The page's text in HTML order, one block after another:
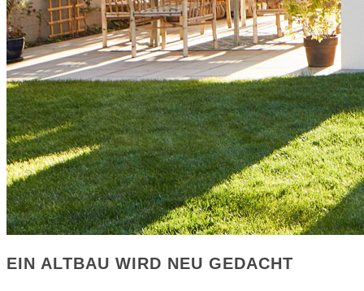
EIN ALTBAU WIRD NEU GEDACHT